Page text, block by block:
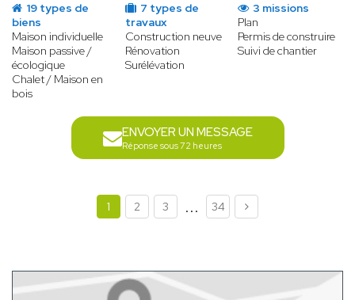
19 types de
biens
Maison individuelle
Maison passive /
écologique
Chalet / Maison en
bois
7 types de
travaux
Construction neuve
Rénovation
Surélévation
3 missions
Plan
Permis de construire
Suivi de chantier
ENVOYER UN MESSAGE
Réponse sous 72 heures
1 2 3 ... 34